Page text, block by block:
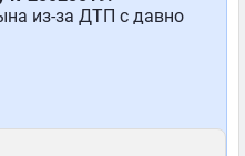
из-за ДТП с давно